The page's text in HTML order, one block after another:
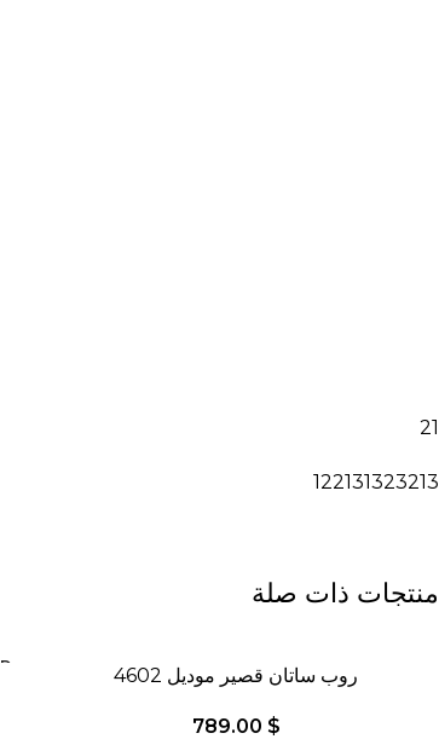
21
122131323213
منتجات ذات صلة
روب ساتان قصير موديل 4602
789.00 $